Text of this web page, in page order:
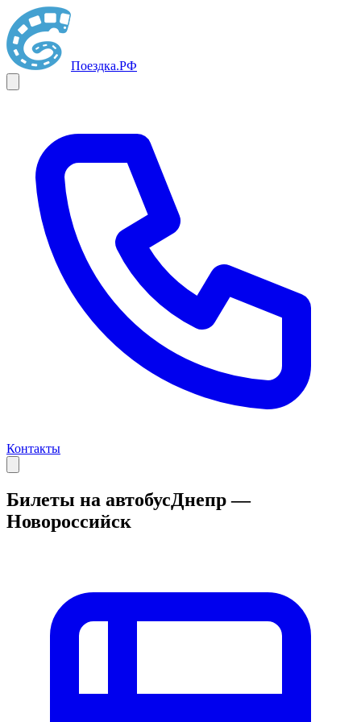
Поездка.РФ
Контакты
Билеты на автобусДнепр —
Новороссийск